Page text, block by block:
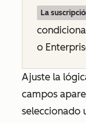
La
o
Ajuste la
campos
seleccionado